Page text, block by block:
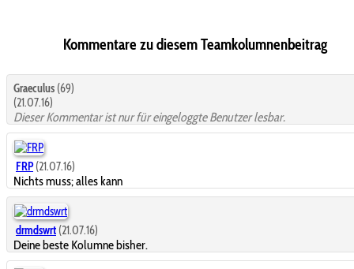
Kommentare zu diesem Teamkolumnenbeitrag
Graeculus (69)
(21.07.16)
Dieser Kommentar ist nur für eingeloggte Benutzer lesbar.
FRP(21.07.16)
Nichts muss; alles kann
drmdswrt (21.07.16)
Deine beste Kolumne bisher.